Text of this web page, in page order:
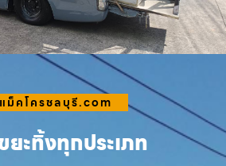
ม็คโครชลบุรี.com
ะทิ้งทุกประเภท